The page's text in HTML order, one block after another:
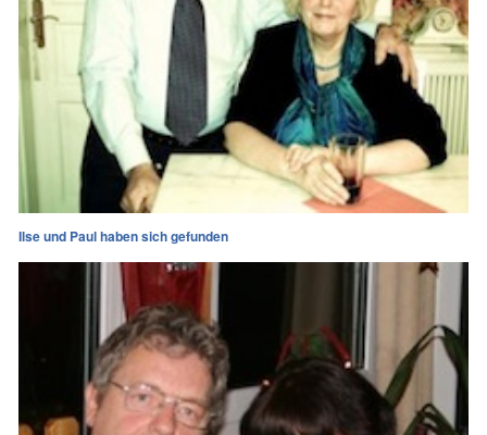
Ilse und Paul haben sich gefunden